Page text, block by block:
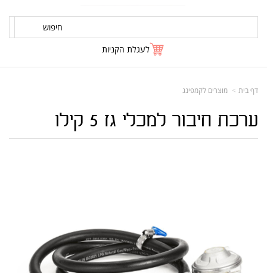
חיפוש
לעגלת הקניות
דף בית מוצרים לקמפינג
ערכת חיבור למכלי גז 5 קילו